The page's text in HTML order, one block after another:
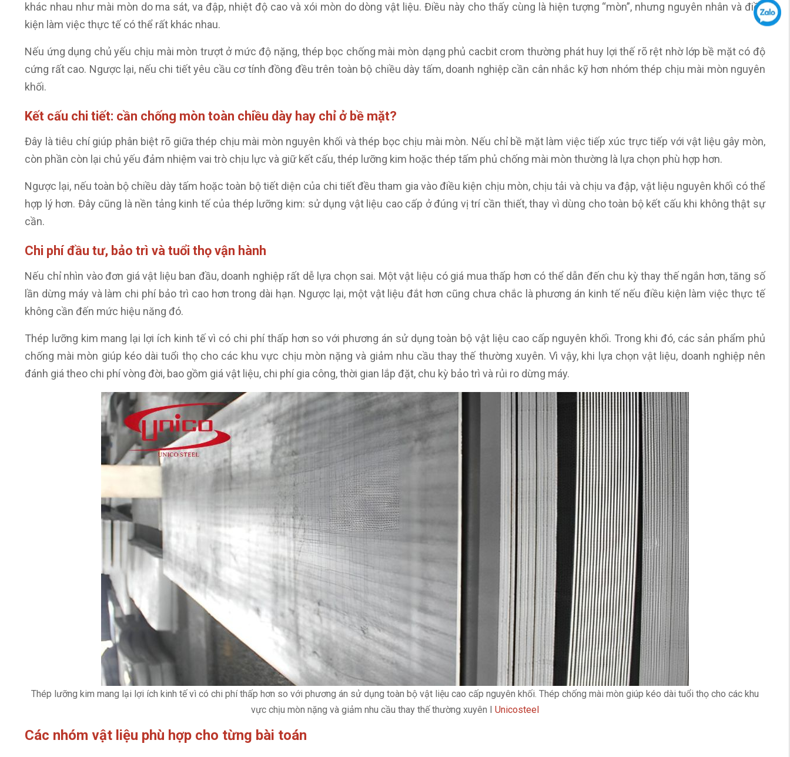
khác nhau như mài mòn do ma sát, va đập, nhiệt độ cao và xói mòn do dòng vật liệu. Điều này cho thấy cùng là hiện tượng “mòn”, nhưng nguyên nhân và điều
kiện làm việc thực tế có thể rất khác nhau.
Nếu ứng dụng chủ yếu chịu mài mòn trượt ở mức độ nặng, thép bọc chống mài mòn dạng phủ cacbit crom thường phát huy lợi thế rõ rệt nhờ lớp bề mặt có độ
cứng rất cao. Ngược lại, nếu chi tiết yêu cầu cơ tính đồng đều trên toàn bộ chiều dày tấm, doanh nghiệp cần cân nhắc kỹ hơn nhóm thép chịu mài mòn nguyên
khối.
Kết cấu chi tiết: cần chống mòn toàn chiều dày hay chỉ ở bề mặt?
Đây là tiêu chí giúp phân biệt rõ giữa thép chịu mài mòn nguyên khối và thép bọc chịu mài mòn. Nếu chỉ bề mặt làm việc tiếp xúc trực tiếp với vật liệu gây mòn,
còn phần còn lại chủ yếu đảm nhiệm vai trò chịu lực và giữ kết cấu, thép lưỡng kim hoặc thép tấm phủ chống mài mòn thường là lựa chọn phù hợp hơn.
Ngược lại, nếu toàn bộ chiều dày tấm hoặc toàn bộ tiết diện của chi tiết đều tham gia vào điều kiện chịu mòn, chịu tải và chịu va đập, vật liệu nguyên khối có thể
hợp lý hơn. Đây cũng là nền tảng kinh tế của thép lưỡng kim: sử dụng vật liệu cao cấp ở đúng vị trí cần thiết, thay vì dùng cho toàn bộ kết cấu khi không thật sự
cần.
Chi phí đầu tư, bảo trì và tuổi thọ vận hành
Nếu chỉ nhìn vào đơn giá vật liệu ban đầu, doanh nghiệp rất dễ lựa chọn sai. Một vật liệu có giá mua thấp hơn có thể dẫn đến chu kỳ thay thế ngắn hơn, tăng số
lần dừng máy và làm chi phí bảo trì cao hơn trong dài hạn. Ngược lại, một vật liệu đắt hơn cũng chưa chắc là phương án kinh tế nếu điều kiện làm việc thực tế
không cần đến mức hiệu năng đó.
Thép lưỡng kim mang lại lợi ích kinh tế vì có chi phí thấp hơn so với phương án sử dụng toàn bộ vật liệu cao cấp nguyên khối. Trong khi đó, các sản phẩm phủ
chống mài mòn giúp kéo dài tuổi thọ cho các khu vực chịu mòn nặng và giảm nhu cầu thay thế thường xuyên. Vì vậy, khi lựa chọn vật liệu, doanh nghiệp nên
đánh giá theo chi phí vòng đời, bao gồm giá vật liệu, chi phí gia công, thời gian lắp đặt, chu kỳ bảo trì và rủi ro dừng máy.
Thép lưỡng kim mang lại lợi ích kinh tế vì có chi phí thấp hơn so với phương án sử dụng toàn bộ vật liệu cao cấp nguyên khối. Thép chống mài mòn giúp kéo dài tuổi thọ cho các khu
vực chịu mòn nặng và giảm nhu cầu thay thế thường xuyên I Unicosteel
Các nhóm vật liệu phù hợp cho từng bài toán